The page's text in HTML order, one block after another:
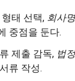
태 선택, 회사
중점을 둔다.
제출 감독, 법
류 작성.